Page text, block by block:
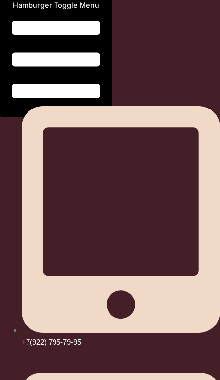
Hamburger Toggle Menu
+7(922) 795-79-95